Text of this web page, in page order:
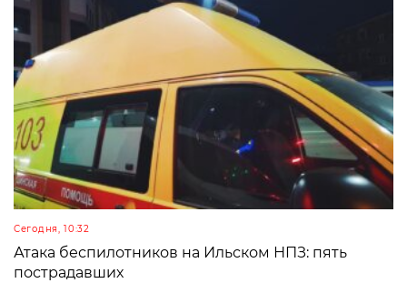
Сегодня, 10:32
Атака беспилотников на Ильском НПЗ: пять
пострадавших